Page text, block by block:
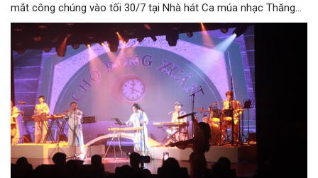
mắt công chúng vào tối 30/7 tại Nhà hát Ca múa nhạc Thăng
Long (số 31 - 33 phố Lương Văn Can, phường Hoàn Kiếm).